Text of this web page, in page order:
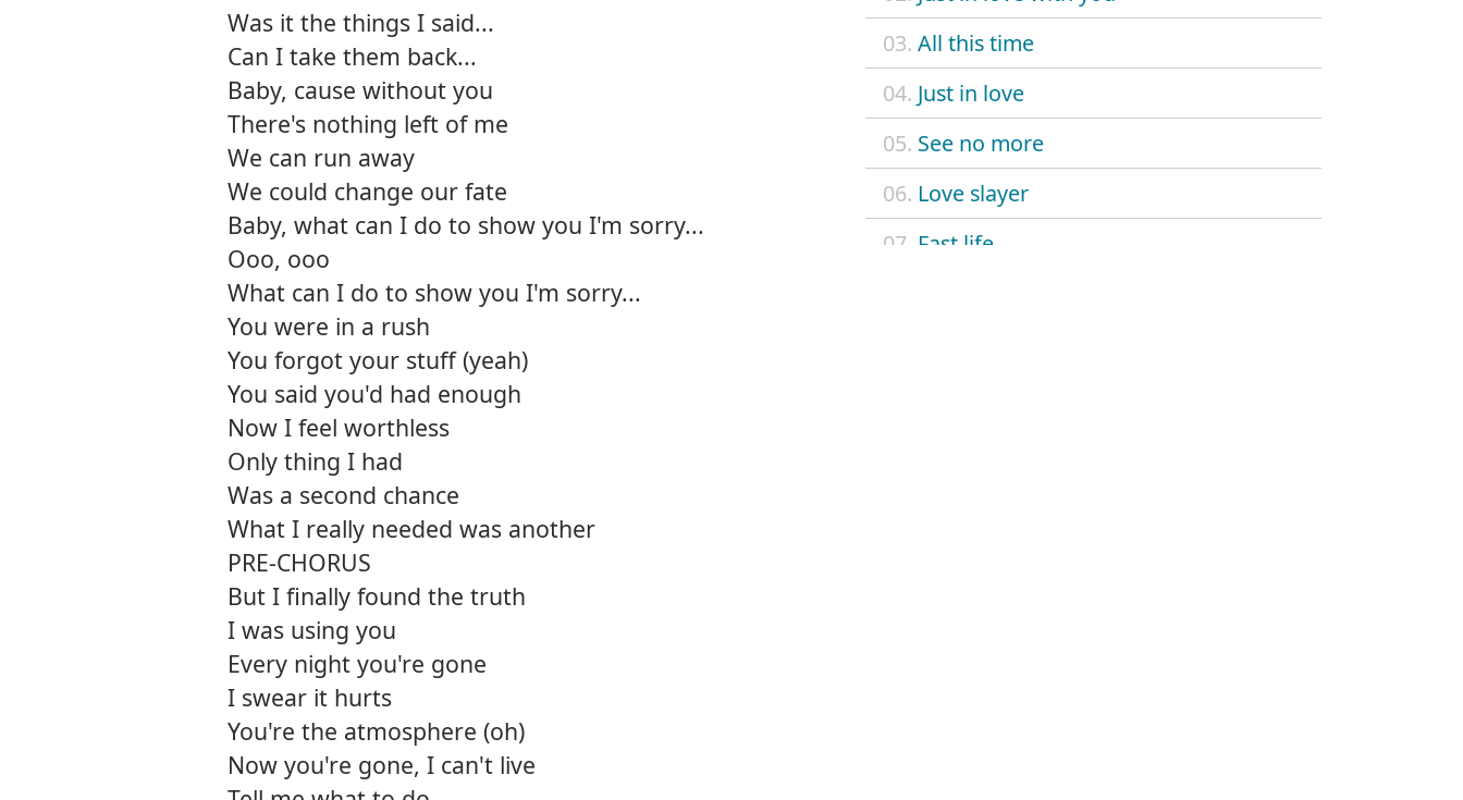
03. All this time
04. Just in love
05. See no more
06. Love slayer
07. Fast life
Was it the things I said...
Can I take them back...
Baby, cause without you
There's nothing left of me
We can run away
We could change our fate
Baby, what can I do to show you I'm sorry...
Ooo, ooo
What can I do to show you I'm sorry...
You were in a rush
You forgot your stuff (yeah)
You said you'd had enough
Now I feel worthless
Only thing I had
Was a second chance
What I really needed was another
PRE-CHORUS
But I finally found the truth
I was using you
Every night you're gone
I swear it hurts
You're the atmosphere (oh)
Now you're gone, I can't live